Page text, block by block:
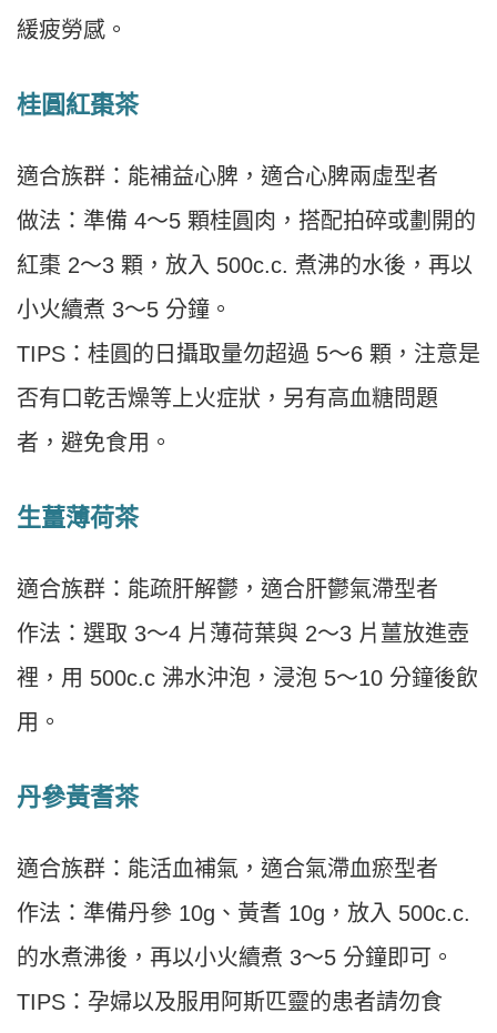
緩疲勞感。
桂圓紅棗茶
適合族群：能補益心脾，適合心脾兩虛型者
做法：準備 4～5 顆桂圓肉，搭配拍碎或劃開的
紅棗 2～3 顆，放入 500c.c. 煮沸的水後，再以
小火續煮 3～5 分鐘。
TIPS：桂圓的日攝取量勿超過 5～6 顆，注意是
否有口乾舌燥等上火症狀，另有高血糖問題
者，避免食用。
生薑薄荷茶
適合族群：能疏肝解鬱，適合肝鬱氣滯型者
作法：選取 3～4 片薄荷葉與 2～3 片薑放進壺
裡，用 500c.c 沸水沖泡，浸泡 5～10 分鐘後飲
用。
丹參黃耆茶
適合族群：能活血補氣，適合氣滯血瘀型者
作法：準備丹參 10g、黃耆 10g，放入 500c.c.
的水煮沸後，再以小火續煮 3～5 分鐘即可。
TIPS：孕婦以及服用阿斯匹靈的患者請勿食